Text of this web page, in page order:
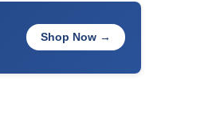
Shop Now →